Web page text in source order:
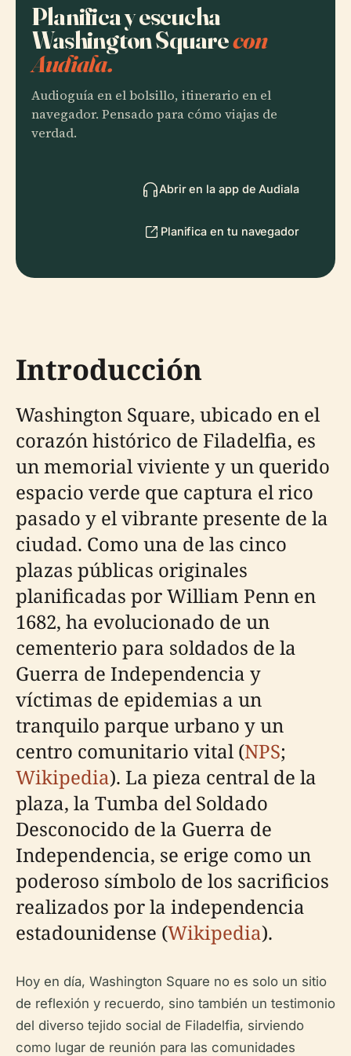
Planifica y escucha
Washington Squarecon
Audiala.
Audioguía en el bolsillo, itinerario en el
navegador. Pensado para cómo viajas de
verdad.
Abrir en la app de Audiala
Planifica en tu navegador
Introducción
Washington Square, ubicado en el
corazón histórico de Filadelfia, es
un memorial viviente y un querido
espacio verde que captura el rico
pasado y el vibrante presente de la
ciudad. Como una de las cinco
plazas públicas originales
planificadas por William Penn en
1682, ha evolucionado de un
cementerio para soldados de la
Guerra de Independencia y
víctimas de epidemias a un
tranquilo parque urbano y un
centro comunitario vital (NPS;
Wikipedia). La pieza central de la
plaza, la Tumba del Soldado
Desconocido de la Guerra de
Independencia, se erige como un
poderoso símbolo de los sacrificios
realizados por la independencia
estadounidense (Wikipedia).
Hoy en día, Washington Square no es solo un sitio
de reflexión y recuerdo, sino también un testimonio
del diverso tejido social de Filadelfia, sirviendo
como lugar de reunión para las comunidades